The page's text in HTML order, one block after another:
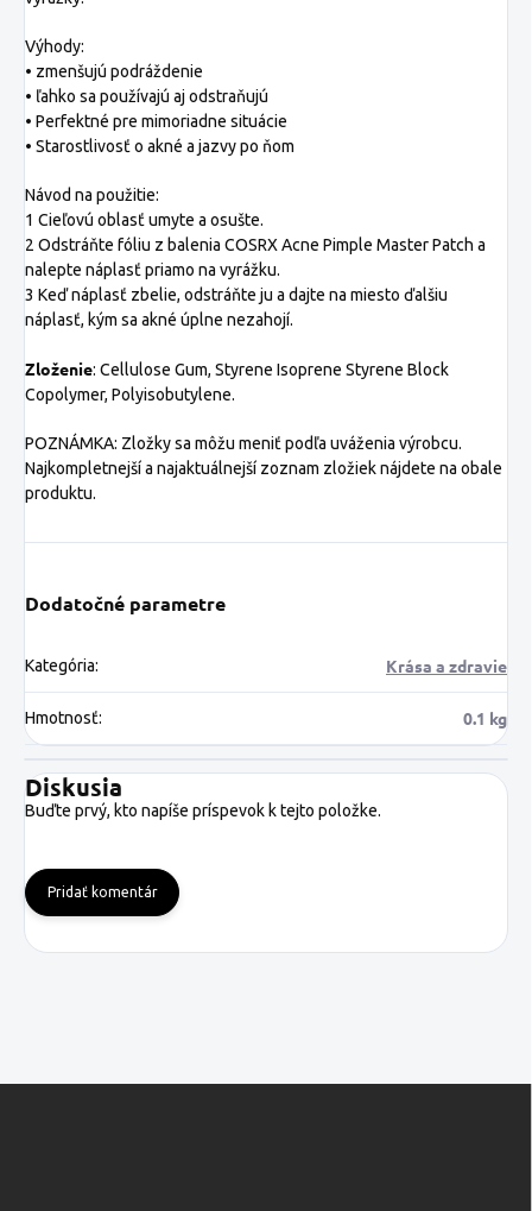
Výhody:
• zmenšujú podráždenie
• ľahko sa používajú aj odstraňujú
• Perfektné pre mimoriadne situácie
• Starostlivosť o akné a jazvy po ňom
Návod na použitie:
1 Cieľovú oblasť umyte a osušte.
2 Odstráňte fóliu z balenia COSRX Acne Pimple Master Patch a
nalepte náplasť priamo na vyrážku.
3 Keď náplasť zbelie, odstráňte ju a dajte na miesto ďalšiu
náplasť, kým sa akné úplne nezahojí.
Zloženie: Cellulose Gum, Styrene Isoprene Styrene Block
Copolymer, Polyisobutylene.
POZNÁMKA: Zložky sa môžu meniť podľa uváženia výrobcu.
Najkompletnejší a najaktuálnejší zoznam zložiek nájdete na obale
produktu.
Dodatočné parametre
Kategória: Krása a zdravie
Hmotnosť: 0.1 kg
Diskusia
Buďte prvý, kto napíše príspevok k tejto položke.
Pridať komentár